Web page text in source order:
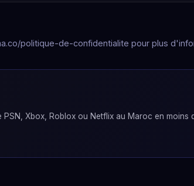
politique-de-confidentialite pour plus
PSN, Xbox, Roblox ou Netflix au Maroc en moins